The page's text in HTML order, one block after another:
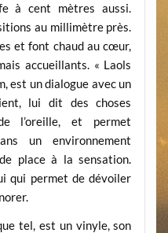
à cent mètres aussi.
au millimètre près.
et font chaud au cœur,
accueillants. « Laols
est un dialogue avec un
lui dit des choses
l’oreille, et permet
un environnement
place à la sensation.
qui permet de dévoiler
tel, est un vinyle, son